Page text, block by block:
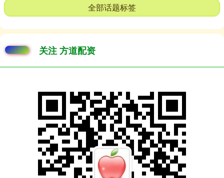
全部话题标签
关注 方道配资